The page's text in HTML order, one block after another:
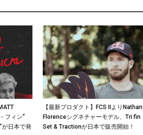
フィン”
が日本で発
【最新プロダクト】FCS IIよりNathan
Florenceシグネチャーモデル、Tri fin
Set & Tractionが日本で販売開始！